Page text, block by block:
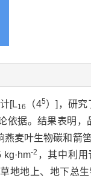
[L16 （45）]，研究
依据。结果表明
麦叶生物碳和箭
-2 ，其中利
地地上、地下总